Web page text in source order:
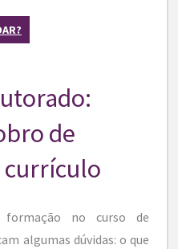
de
currículo
no curso de
algumas dúvidas: o que